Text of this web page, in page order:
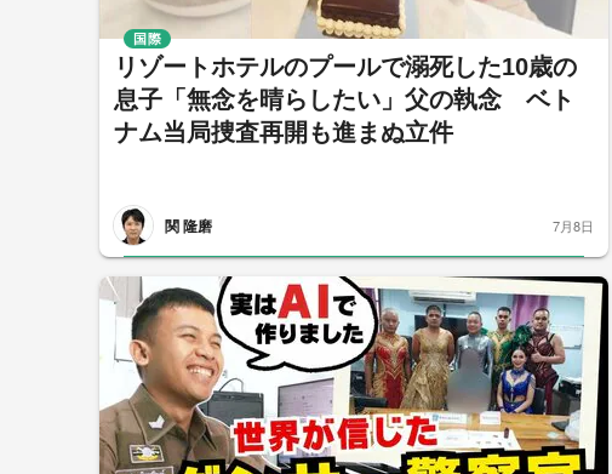
リゾートホテルのプールで溺死した10歳の
息子「無念を晴らしたい」父の執念 ベト
ナム当局捜査再開も進まぬ立件
関 隆磨
国際
7月8日